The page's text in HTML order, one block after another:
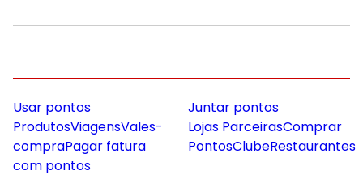
Usar pontos
ProdutosViagensVales-
compraPagar fatura
com pontos
Juntar pontos
Lojas ParceirasComprar
PontosClubeRestaurantes